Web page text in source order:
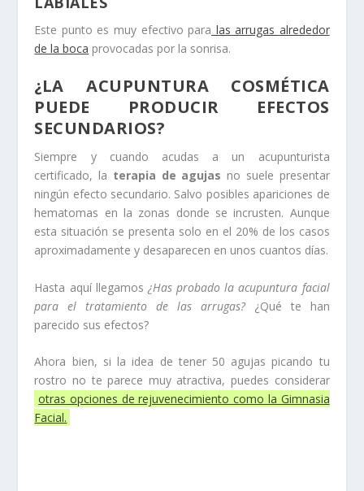
Este punto es muy efectivo para las arrugas alrededor
de la boca provocadas por la sonrisa.
¿LA ACUPUNTURA COSMÉTICA
PUEDE PRODUCIR EFECTOS
SECUNDARIOS?
Siempre y cuando acudas a un acupunturista
certificado, la terapia de agujas no suele presentar
ningún efecto secundario. Salvo posibles apariciones de
hematomas en la zonas donde se incrusten. Aunque
esta situación se presenta solo en el 20% de los casos
aproximadamente y desaparecen en unos cuantos días.
Hasta aquí llegamos ¿Has probado la acupuntura facial
para el tratamiento de las arrugas?¿Qué te han
parecido sus efectos?
Ahora bien, si la idea de tener 50 agujas picando tu
rostro no te parece muy atractiva, puedes considerar
otras opciones de rejuvenecimiento como la Gimnasia
Facial.